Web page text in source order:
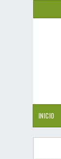
INICIO